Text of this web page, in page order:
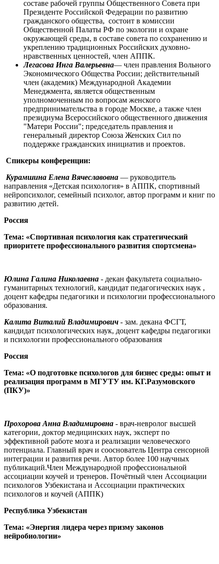
составе рабочей группы Общественного Совета при
Президенте Российской Федерации по развитию
гражданского общества, состоит в комиссии
Общественной Палаты РФ по экологии и охране
окружающей среды, в составе совета по сохранению и
укреплению традиционных Российских духовно-
нравственных ценностей, член АППК.
Легасова Инга Валерьевна— член правления Вольного
Экономического Общества России; действительный
член (академик) Международной Академии
Менеджмента, является общественным
уполномоченным по вопросам женского
предпринимательства в городе Москве, а также член
президиума Всероссийского общественного движения
"Матери России"; председатель правления и
генеральный директор Союза Женских Сил по
поддержке гражданских инициатив и проектов.
Спикеры конференции:
Курамшина Елена Вячеславовна — руководитель
направления «Детская психология» в АППК, спортивный
нейропсихолог, семейный психолог, автор программ и книг по
развитию детей.
Россия
Тема: «Спортивная психология как стратегический
приоритете профессионального развития спортсмена»
Юлина Галина Николаевна - декан факультета социально-
гуманитарных технологий, кандидат педагогических наук ,
доцент кафедры педагогики и психологии профессионального
образования.
Калита Виталий Владимирович - зам. декана ФСГТ,
кандидат психологических наук, доцент кафедры педагогики
и психологии профессионального образования
Россия
Тема: «О подготовке психологов для бизнес среды: опыт и
реализация программ в МГУТУ им. КГ.Разумовского
(ПКУ)»
Прохорова Анна Владимировна - врач-невролог высшей
категории, доктор медицинских наук, эксперт по
эффективной работе мозга и реализации человеческого
потенциала. Главный врач и сооснователь Центра сенсорной
интеграции и развития речи. Автор более 100 научных
публикаций.Член Международной профессиональной
ассоциации коучей и тренеров. Почётный член Ассоциации
психологов Узбекистана и Ассоциации практических
психологов и коучей (АППК)
Республика Узбекистан
Тема: «Энергия лидера через призму законов
нейробиологии»